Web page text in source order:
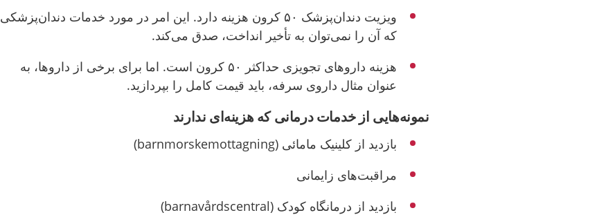
ویزیت دندان‌پزشک ۵۰ کرون هزینه دارد. این امر در مورد خدمات دندان‌پزشکی
که آن را نمی‌توان به تأخیر انداخت، صدق می‌کند.
هزینه داروهای تجویزی حداکثر ۵۰ کرون است. اما برای برخی از داروها، به
عنوان مثال داروی سرفه، باید قیمت کامل را بپردازید.
نمونههایی از خدمات درمانی که هزینه ای ندارند
بازدید از کلینیک مامائی (barnmorskemottagning)
مراقبت‌های زایمانی
بازدید از درمانگاه کودک (barnavårdscentral)